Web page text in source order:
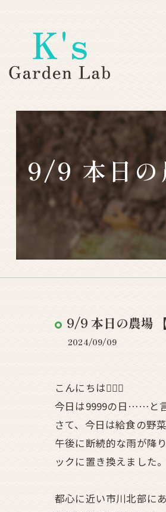
9/9 本日の
9/9 本日の農場
2024/09/09
こんにちは💁🏿‍♀️
今日は9999の日……と言
さて、今日は給食の野
午後に断続的な雨が降
ックに置き換えました。
都心に近い市川北部に